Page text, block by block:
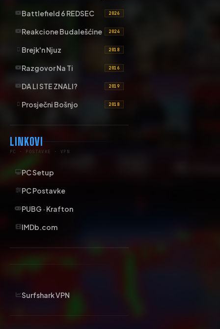
Battlefield 6 REDSEC 2026
Reakcione Budalešćine 2024
Brejk'n Njuz 2018
Razgovor Na Ti 2016
DA LI STE ZNALI? 2019
Prosječni Bošnjo 2018
LINKOVI
PC · POSTAVKE · VPN
PC Setup
PC Postavke
PUBG · Krafton
IMDb.com
Surfshark VPN